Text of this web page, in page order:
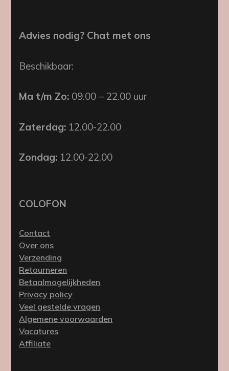
Advies nodig? Chat met ons
Beschikbaar:
Ma t/m Zo: 09.00 – 22.00 uur
Zaterdag: 12.00-22.00
Zondag: 12.00-22.00
COLOFON
Contact
Over ons
Verzending
Retourneren
Betaalmogelijkheden
Privacy policy
Veel gestelde vragen
Algemene voorwaarden
Vacatures
Affiliate